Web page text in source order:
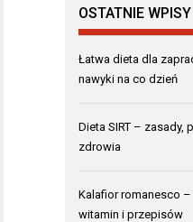
OSTATNIE WPISY
Łatwa dieta dla
nawyki na co dzień
Dieta SIRT – zasady,
zdrowia
Kalafior romanesco
witamin i przepisów